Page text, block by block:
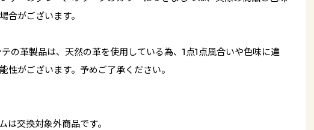
合がございます。
の革製品は、天然の革を使用している為、1点1点風合いや色味に違
性がございます。予めご了承ください。
は交換対象外商品です。